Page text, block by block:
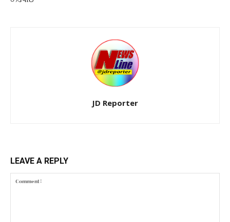
JD Reporter
LEAVE A REPLY